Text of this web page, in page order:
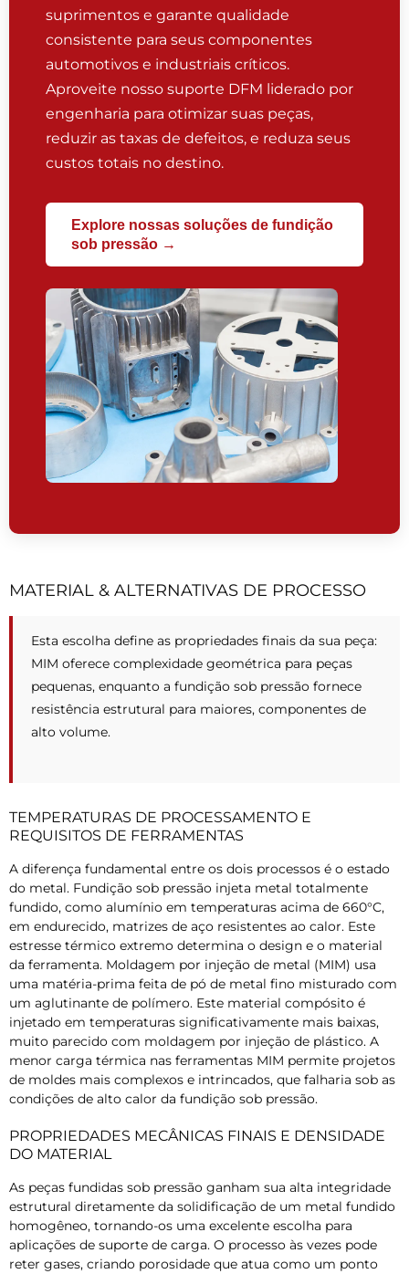
suprimentos e garante qualidade
consistente para seus componentes
automotivos e industriais críticos.
Aproveite nosso suporte DFM liderado por
engenharia para otimizar suas peças,
reduzir as taxas de defeitos, e reduza seus
custos totais no destino.
Explore nossas soluções de fundição
sob pressão →
MATERIAL & ALTERNATIVAS DE PROCESSO
Esta escolha define as propriedades finais da sua peça:
MIM oferece complexidade geométrica para peças
pequenas, enquanto a fundição sob pressão fornece
resistência estrutural para maiores, componentes de
alto volume.
TEMPERATURAS DE PROCESSAMENTO E
REQUISITOS DE FERRAMENTAS
A diferença fundamental entre os dois processos é o estado
do metal. Fundição sob pressão injeta metal totalmente
fundido, como alumínio em temperaturas acima de 660°C,
em endurecido, matrizes de aço resistentes ao calor. Este
estresse térmico extremo determina o design e o material
da ferramenta. Moldagem por injeção de metal (MIM) usa
uma matéria-prima feita de pó de metal fino misturado com
um aglutinante de polímero. Este material compósito é
injetado em temperaturas significativamente mais baixas,
muito parecido com moldagem por injeção de plástico. A
menor carga térmica nas ferramentas MIM permite projetos
de moldes mais complexos e intrincados, que falharia sob as
condições de alto calor da fundição sob pressão.
PROPRIEDADES MECÂNICAS FINAIS E DENSIDADE
DO MATERIAL
As peças fundidas sob pressão ganham sua alta integridade
estrutural diretamente da solidificação de um metal fundido
homogêneo, tornando-os uma excelente escolha para
aplicações de suporte de carga. O processo às vezes pode
reter gases, criando porosidade que atua como um ponto